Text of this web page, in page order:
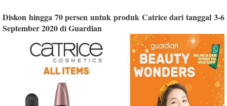
Diskon hingga 70 persen untuk produk Catrice dari tanggal 3-6
September 2020 di Guardian